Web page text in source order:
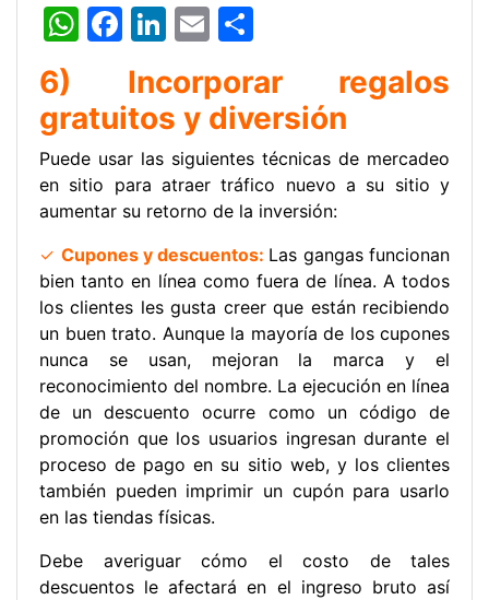
W
s
A
p
p
F
a
c
e
b
o
o
k
Li
k
e
dI
n
E
ai
l
m
p
ar
tir
6) Incorporar regalos
gratuitos y diversión
Puede usar las siguientes técnicas de mercadeo
en sitio para atraer tráfico nuevo a su sitio y
aumentar su retorno de la inversión:
✓ Cupones y descuentos: Las gangas funcionan
bien tanto en línea como fuera de línea. A todos
los clientes les gusta creer que están recibiendo
un buen trato. Aunque la mayoría de los cupones
nunca se usan, mejoran la marca y el
reconocimiento del nombre. La ejecución en línea
de un descuento ocurre como un código de
promoción que los usuarios ingresan durante el
proceso de pago en su sitio web, y los clientes
también pueden imprimir un cupón para usarlo
en las tiendas físicas.
Debe averiguar cómo el costo de tales
descuentos le afectará en el ingreso bruto así